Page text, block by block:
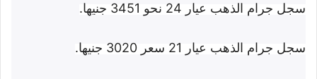
سجل جرام الذهب عيار 24 نحو 3451 جنيها.
سجل جرام الذهب عيار 21 سعر 3020 جنيها.